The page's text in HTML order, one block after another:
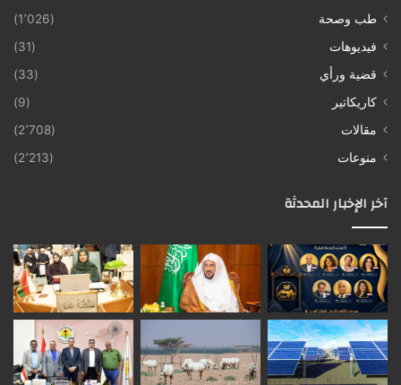
طب وصحة
(1٬026)
فيديوهات
(31)
قضية ورأي
(33)
كاريكاتير
(9)
مقالات
(2٬708)
منوعات
(2٬213)
آخر الإخبار المحدثة